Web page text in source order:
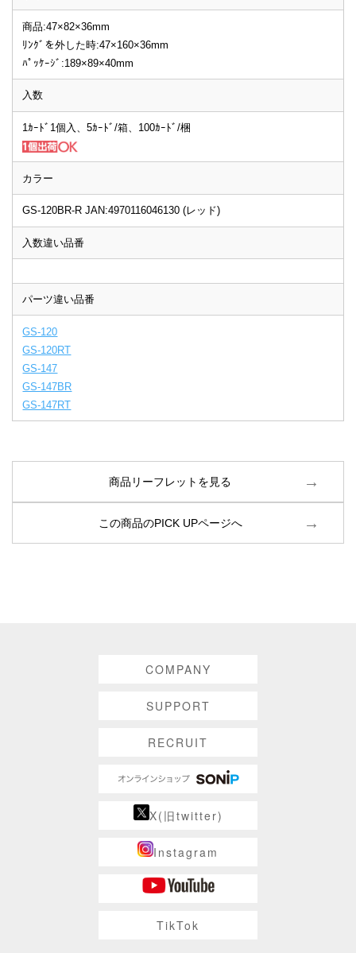
商品:47×82×36mm
ﾘﾝｸﾞを外した時:47×160×36mm
ﾊﾟｯｹｰｼﾞ:189×89×40mm
入数
1ｶｰﾄﾞ1個入、5ｶｰﾄﾞ/箱、100ｶｰﾄﾞ/梱
カラー
GS-120BR-R JAN:4970116046130 (レッド)
入数違い品番
パーツ違い品番
GS-120
GS-120RT
GS-147
GS-147BR
GS-147RT
商品リーフレットを見る
この商品のPICK UPページへ
COMPANY
SUPPORT
RECRUIT
X(旧twitter)
Instagram
TikTok